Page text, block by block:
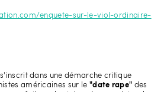
enquete-sur-le-viol-ordinaire-
s'inscrit dans une démarche critique
américaines sur le "date rape" des